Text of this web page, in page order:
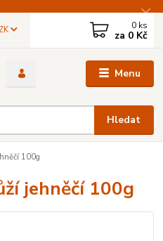
Menu
Hledat
0 ks
za 0 Kč
100g
jehněčí 100g